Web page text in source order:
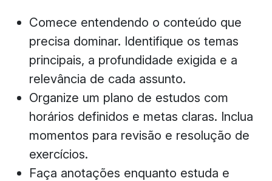
Comece entendendo o conteúdo que
precisa dominar. Identifique os temas
principais, a profundidade exigida e a
relevância de cada assunto.
Organize um plano de estudos com
horários definidos e metas claras. Inclua
momentos para revisão e resolução de
exercícios.
Faça anotações enquanto estuda e